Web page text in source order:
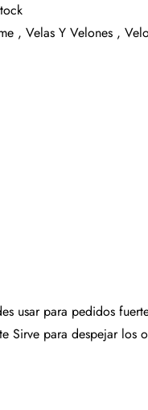
, Velas Y Velones ,
usar para pedidos
para despejar los